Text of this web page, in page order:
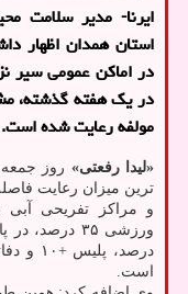
ایرنا- مدیر سلامت
استان همدان اظهار
در اماکن عمومی سیر
مولفه رعایت شده است.
«لیدا رفعتی» روز جمعه
ترین میزان رعایت
است.